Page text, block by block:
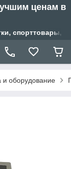
ценам в
и оборудование